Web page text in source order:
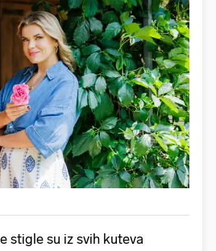
stigle su iz svih kuteva